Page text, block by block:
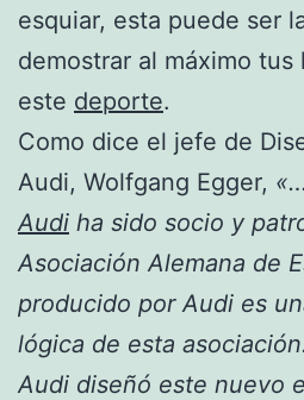
esquiar, esta puede ser
demostrar al máximo tus
este deporte.
Como dice el jefe de
Audi, Wolfgang Egger,
Audi ha sido socio y
Asociación Alemana de
producido por Audi es
lógica de esta
Audi diseñó este nuevo